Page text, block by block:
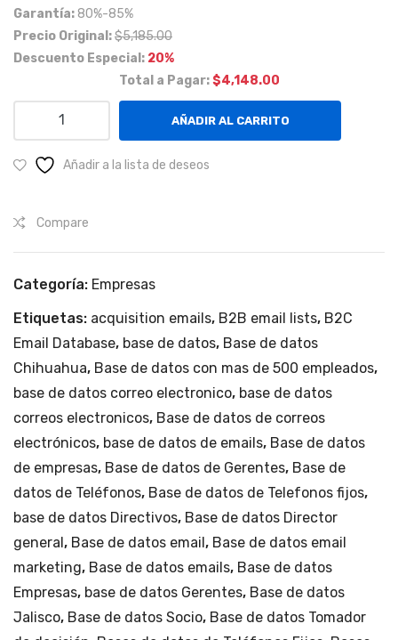
Garantía: 80%-85%
Precio Original:$5,185.00
Descuento Especial: 20%
Total a Pagar:$4,148.00
Empresas
con
más
empleados
Chihuahua,
Ciudad
Juárez
de
Chihuahua
y
Jalisco.
cantidad
AÑADIR AL CARRITO
Añadir a la lista de deseos
Compare
Categoría: Empresas
Etiquetas: acquisition emails, B2B email lists, B2C
Email Database, base de datos, Base de datos
Chihuahua, Base de datos con mas de 500 empleados,
base de datos correo electronico, base de datos
correos electronicos, Base de datos de correos
electrónicos, base de datos de emails, Base de datos
de empresas, Base de datos de Gerentes, Base de
datos de Teléfonos, Base de datos de Telefonos fijos,
base de datos Directivos, Base de datos Director
general, Base de datos email, Base de datos email
marketing, Base de datos emails, Base de datos
Empresas, base de datos Gerentes, Base de datos
Jalisco, Base de datos Socio, Base de datos Tomador